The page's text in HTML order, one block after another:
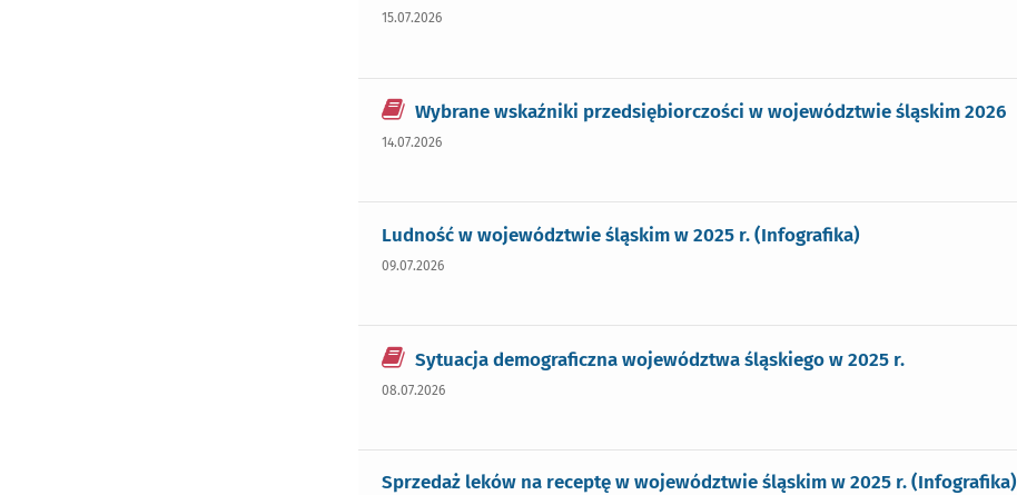
15.07.2026
Wybrane wskaźniki przedsiębiorczości w województwie śląskim 2026
14.07.2026
Ludność w województwie śląskim w 2025 r. (Infografika)
09.07.2026
Sytuacja demograficzna województwa śląskiego w 2025 r.
08.07.2026
Sprzedaż leków na receptę w województwie śląskim w 2025 r. (Infografika)